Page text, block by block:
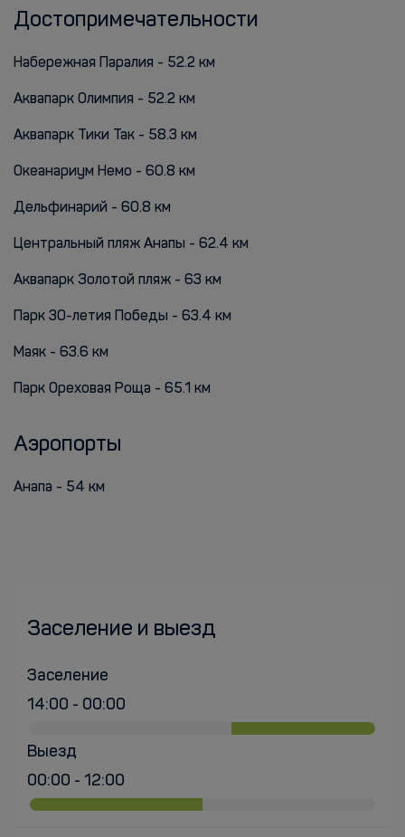
Достопримечательности
Набережная Паралия - 52.2 км
Аквапарк Олимпия - 52.2 км
Аквапарк Тики Так - 58.3 км
Океанариум Немо - 60.8 км
Дельфинарий - 60.8 км
Центральный пляж Анапы - 62.4 км
Аквапарк Золотой пляж - 63 км
Парк 30-летия Победы - 63.4 км
Маяк - 63.6 км
Парк Ореховая Роща - 65.1 км
Аэропорты
Анапа - 54 км
Заселение и выезд
Заселение
14:00 - 00:00
Выезд
00:00 - 12:00